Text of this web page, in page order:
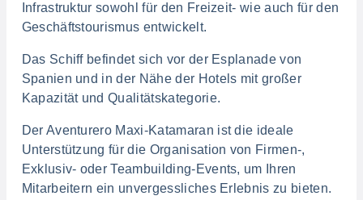
Infrastruktur sowohl für den Freizeit- wie auch für den
Geschäftstourismus entwickelt.
Das Schiff befindet sich vor der Esplanade von
Spanien und in der Nähe der Hotels mit großer
Kapazität und Qualitätskategorie.
Der Aventurero Maxi-Katamaran ist die ideale
Unterstützung für die Organisation von Firmen-,
Exklusiv- oder Teambuilding-Events, um Ihren
Mitarbeitern ein unvergessliches Erlebnis zu bieten.